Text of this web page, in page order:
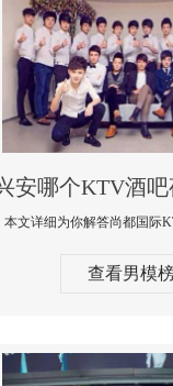
查看男模